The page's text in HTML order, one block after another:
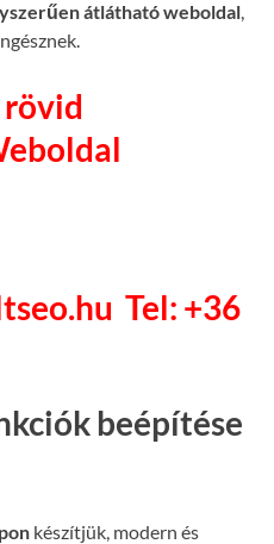
átlátható weboldal,
Tel: +36
beépítése
készítjük, modern és